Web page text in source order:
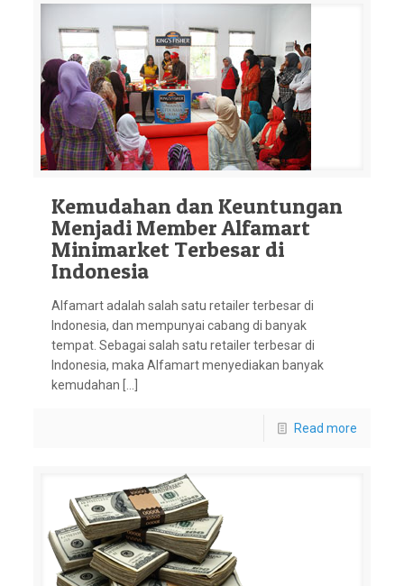
Kemudahan dan Keuntungan
Menjadi Member Alfamart
Minimarket Terbesar di
Indonesia
Alfamart adalah salah satu retailer terbesar di
Indonesia, dan mempunyai cabang di banyak
tempat. Sebagai salah satu retailer terbesar di
Indonesia, maka Alfamart menyediakan banyak
kemudahan […]
Read more